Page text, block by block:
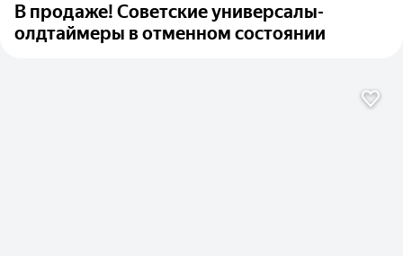
В продаже! Советские универсалы-
олдтаймеры в отменном состоянии